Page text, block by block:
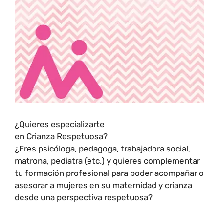
¿Quieres especializarte
en Crianza Respetuosa?
¿Eres psicóloga, pedagoga, trabajadora social,
matrona, pediatra (etc.) y quieres complementar
tu formación profesional para poder acompañar o
asesorar a mujeres en su maternidad y crianza
desde una perspectiva respetuosa?